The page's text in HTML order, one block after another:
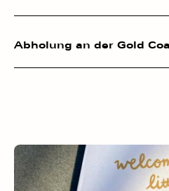
Abholung an der Gold